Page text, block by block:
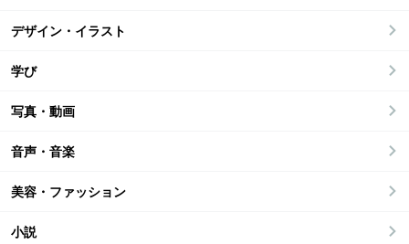
デザイン・イラスト
学び
写真・動画
音声・音楽
美容・ファッション
小説